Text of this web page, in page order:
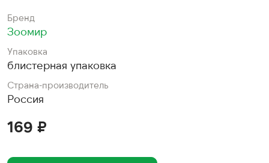
Бренд
Зоомир
Упаковка
блистерная упаковка
Страна-производитель
Россия
169 ₽